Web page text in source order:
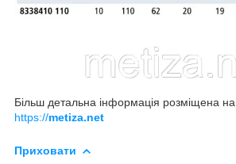
Більш детальна інформація розміщена на
https://metiza.net
Приховати